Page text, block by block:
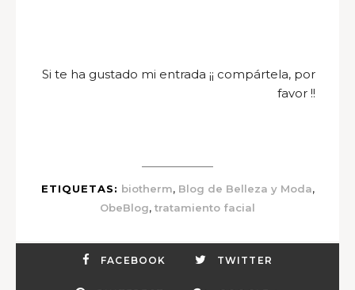
Si te ha gustado mi entrada ¡¡ compártela, por
favor !!
ETIQUETAS: biotherm, Blog de Belleza y Moda,
ObeBlog, tratamiento facial
FACEBOOK TWITTER